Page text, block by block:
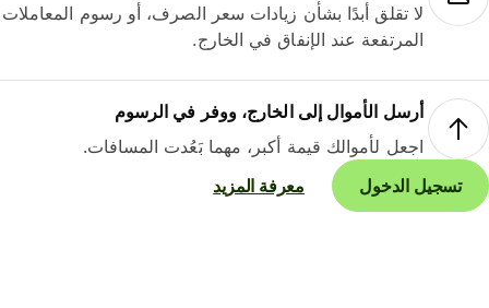
لا تقلق أبدًا بشأن زيادات سعر الصرف، أو رسوم المعاملات
المرتفعة عند الإنفاق في الخارج.
أرسل الأموال إلى الخارج، ووفر في الرسوم
اجعل لأموالك قيمة أكبر، مهما بَعُدت المسافات.
تسجيل الدخول
معرفة المزيد